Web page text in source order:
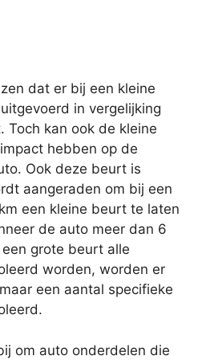
dat er bij een kleine
in vergelijking
Toch kan ook de kleine
hebben op de
Ook deze beurt is
aangeraden om bij een
een kleine beurt te laten
de auto meer dan 6
grote beurt alle
worden, worden er
een aantal specifieke
om auto onderdelen die